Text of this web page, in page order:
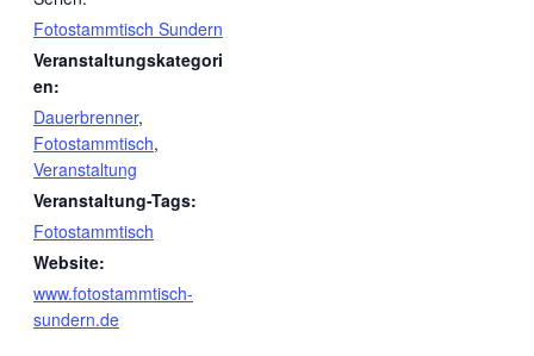
Fotostammtisch Sundern
Veranstaltungskategori
en:
Dauerbrenner,
Fotostammtisch,
Veranstaltung
Veranstaltung-Tags:
Fotostammtisch
Website:
www.fotostammtisch-
sundern.de